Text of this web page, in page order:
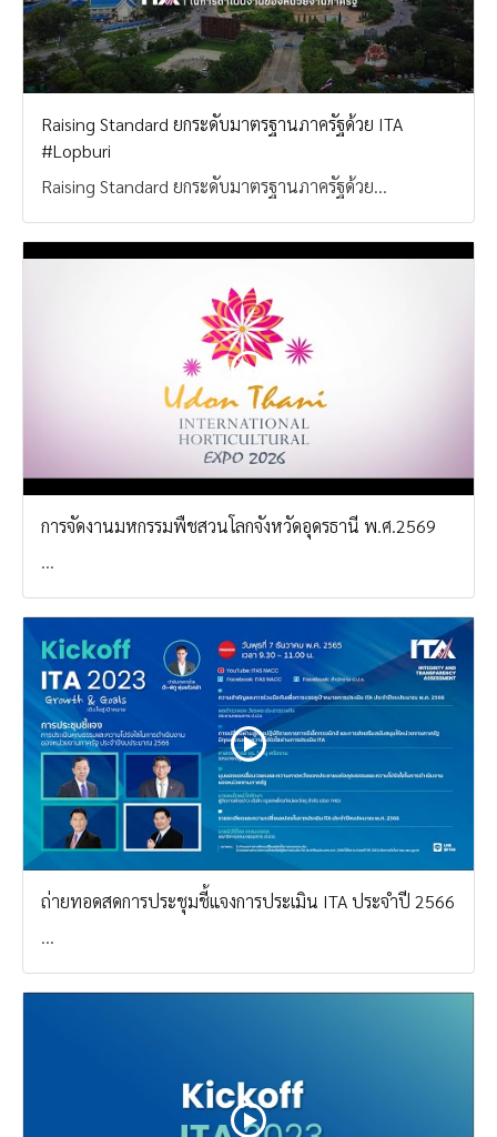
Raising Standard ยกระดับมาตรฐานภาครัฐด้วย ITA
#Lopburi
Raising Standard ยกระดับมาตรฐานภาครัฐด้วย...
การจัดงานมหกรรมพืชสวนโลกจังหวัดอุดรธานี พ.ศ.2569
...
ถ่ายทอดสดการประชุมชี้แจงการประเมิน ITA ประจำปี 2566
...